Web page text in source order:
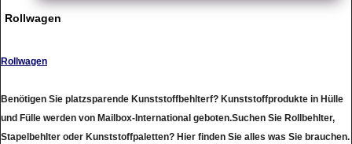
Rollwagen
Rollwagen
Benötigen Sie platzsparende Kunststoffbehlterf? Kunststoffprodukte in Hülle
und Fülle werden von Mailbox-International geboten.Suchen Sie Rollbehlter,
Stapelbehlter oder Kunststoffpaletten? Hier finden Sie alles was Sie brauchen.